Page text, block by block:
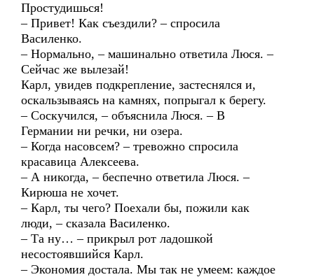
Простудишься!
– Привет! Как съездили? – спросила
Василенко.
– Нормально, – машинально ответила Люся. –
Сейчас же вылезай!
Карл, увидев подкрепление, застеснялся и,
оскальзываясь на камнях, попрыгал к берегу.
– Соскучился, – объяснила Люся. – В
Германии ни речки, ни озера.
– Когда насовсем? – тревожно спросила
красавица Алексеева.
– А никогда, – беспечно ответила Люся. –
Кирюша не хочет.
– Карл, ты чего? Поехали бы, пожили как
люди, – сказала Василенко.
– Та ну… – прикрыл рот ладошкой
несостоявшийся Карл.
– Экономия достала. Мы так не умеем: каждое